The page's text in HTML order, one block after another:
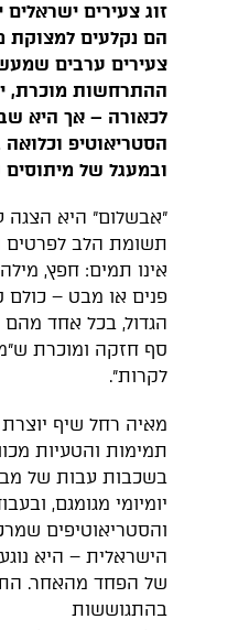
זוג צעירים ישראלים
הם נקלעים למצוקת
צעירים ערבים
ההתרחשות מוכרת,
לכאורה – אך היא
הסטריאוטיפ
ובמעגל של
"אבשלום" היא הצגה
תשומת הלב לפרטים
אינו תמים: חפץ,
פנים או מבט – כולם
הגדול, בכל אחד
סף חזקה ומוכרת
לקרות״.
מאיה רחל שיף
תמימות והטעיות
בשכבות עבות של
יומיומי מגומגם,
והסטריאוטיפים
הישראלית – היא
של הפחד מהאחר.
בהתגוששות